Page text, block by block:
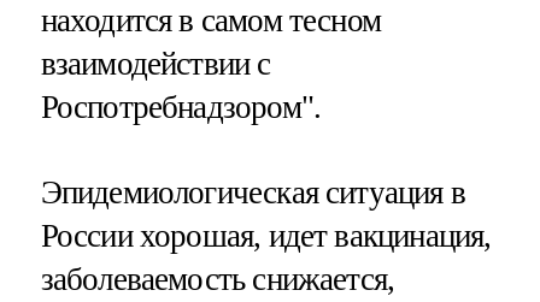
находится в самом тесном
взаимодействии с
Роспотребнадзором".
Эпидемиологическая ситуация в
России хорошая, идет вакцинация,
заболеваемость снижается,